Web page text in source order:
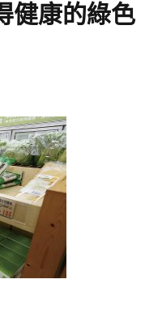
康的綠色